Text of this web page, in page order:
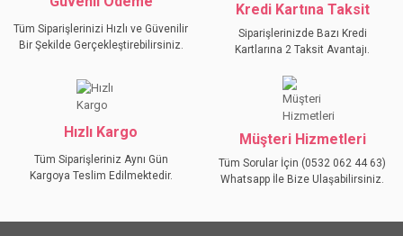
Tüm Siparişlerinizi Hızlı ve Güvenilir
Bir Şekilde Gerçekleştirebilirsiniz.
Kredi Kartına Taksit
Siparişlerinizde Bazı Kredi
Kartlarına 2 Taksit Avantajı.
Hızlı Kargo
Tüm Siparişleriniz Aynı Gün
Kargoya Teslim Edilmektedir.
Müşteri Hizmetleri
Tüm Sorular İçin (0532 062 44 63)
Whatsapp İle Bize Ulaşabilirsiniz.